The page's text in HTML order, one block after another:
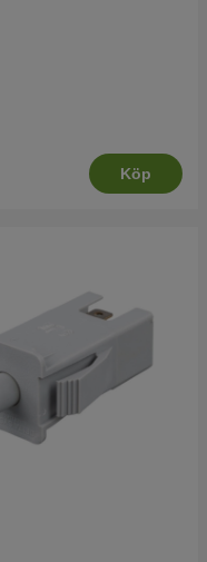
Köp